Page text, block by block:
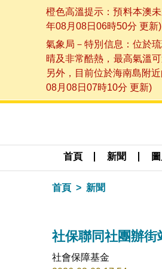
橙色高溫提示：預料本澳
年08月08日06時50分 更新)
氣象局－特別信息：位於
晴及非常酷熱，最高氣溫
另外，目前位於海南島附
08月08日07時10分 更新)
首頁 新聞
首頁 新聞
社保聯同社團辦
社會保障基金